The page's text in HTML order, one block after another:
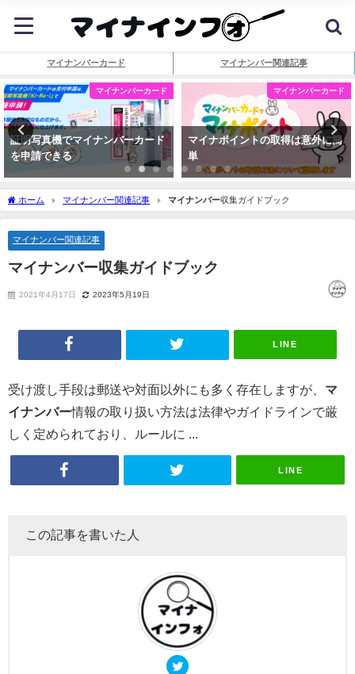
マイナンバーカード マイナンバー関連記事
マイナンバーカード
証明写真機でマイナンバーカード
を申請できる
マイナンバーカード
マイナポイントの取得は意外に簡
単
ホーム マイナンバー関連記事 マイナンバー収集ガイドブック
マイナンバー関連記事
マイナンバー収集ガイドブック
2021年4月17日 2023年5月19日
LINE
受け渡し手段は郵送や対面以外にも多く存在しますが、 マ
イナンバー情報の取り扱い方法は法律やガイドラインで厳
しく定められており、ルールに ...
LINE
この記事を書いた人